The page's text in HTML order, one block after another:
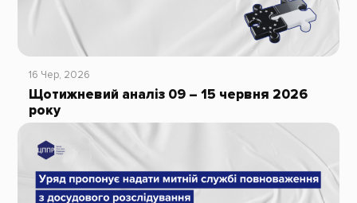
16 Чер, 2026
Щотижневий аналіз 09 – 15 червня 2026
року